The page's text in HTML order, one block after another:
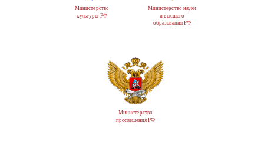
Министерство
культуры РФ
Министерство науки
и высшего
образования РФ
Министерство
просвещения РФ